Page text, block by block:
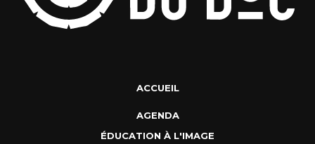
ACCUEIL
AGENDA
ÉDUCATION À L'IMAGE